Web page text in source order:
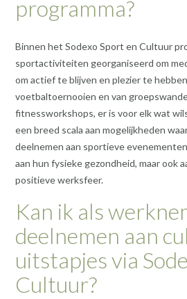
programma?
Binnen het Sodexo Sport en Cultuur
sportactiviteiten georganiseerd om
om actief te blijven en plezier te
voetbaltoernooien en van
fitnessworkshops, er is voor elk wat
een breed scala aan mogelijkheden
deelnemen aan sportieve
aan hun fysieke gezondheid, maar ook
positieve werksfeer.
Kan ik als
deelnemen aan
uitstapjes via
Cultuur?